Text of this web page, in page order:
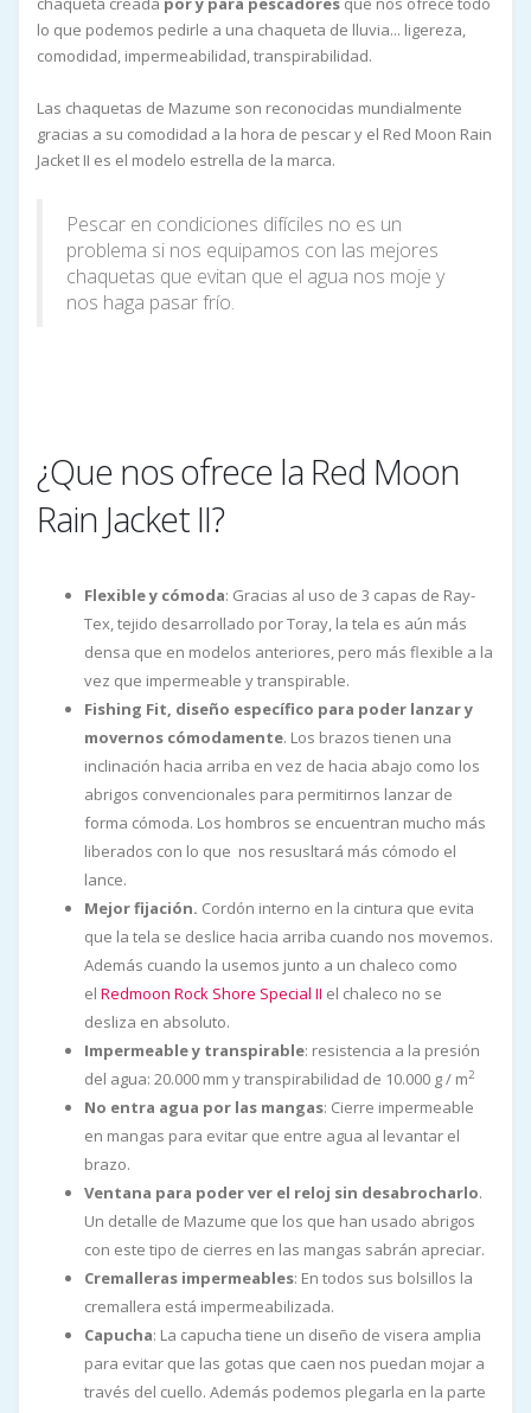
lo que podemos pedirle a una chaqueta de lluvia... ligereza,
comodidad, impermeabilidad, transpirabilidad.
Las chaquetas de Mazume son reconocidas mundialmente
gracias a su comodidad a la hora de pescar y el Red Moon Rain
Jacket II es el modelo estrella de la marca.
Pescar en condiciones difíciles no es un
problema si nos equipamos con las mejores
chaquetas que evitan que el agua nos moje y
nos haga pasar frío.
¿Que nos ofrece la Red Moon
Rain Jacket II?
Flexible y cómoda: Gracias al uso de 3 capas de Ray-
Tex, tejido desarrollado por Toray, la tela es aún más
densa que en modelos anteriores, pero más flexible a la
vez que impermeable y transpirable.
Fishing Fit, diseño específico para poder lanzar y
movernos cómodamente. Los brazos tienen una
inclinación hacia arriba en vez de hacia abajo como los
abrigos convencionales para permitirnos lanzar de
forma cómoda. Los hombros se encuentran mucho más
liberados con lo que nos resusltará más cómodo el
lance.
Mejor fijación. Cordón interno en la cintura que evita
que la tela se deslice hacia arriba cuando nos movemos.
Además cuando la usemos junto a un chaleco como
el Redmoon Rock Shore Special II el chaleco no se
desliza en absoluto.
Impermeable y transpirable: resistencia a la presión
del agua: 20.000 mm y transpirabilidad de 10.000 g / m2
No entra agua por las mangas: Cierre impermeable
en mangas para evitar que entre agua al levantar el
brazo.
Ventana para poder ver el reloj sin desabrocharlo.
Un detalle de Mazume que los que han usado abrigos
con este tipo de cierres en las mangas sabrán apreciar.
Cremalleras impermeables: En todos sus bolsillos la
cremallera está impermeabilizada.
Capucha: La capucha tiene un diseño de visera amplia
para evitar que las gotas que caen nos puedan mojar a
través del cuello. Además podemos plegarla en la parte